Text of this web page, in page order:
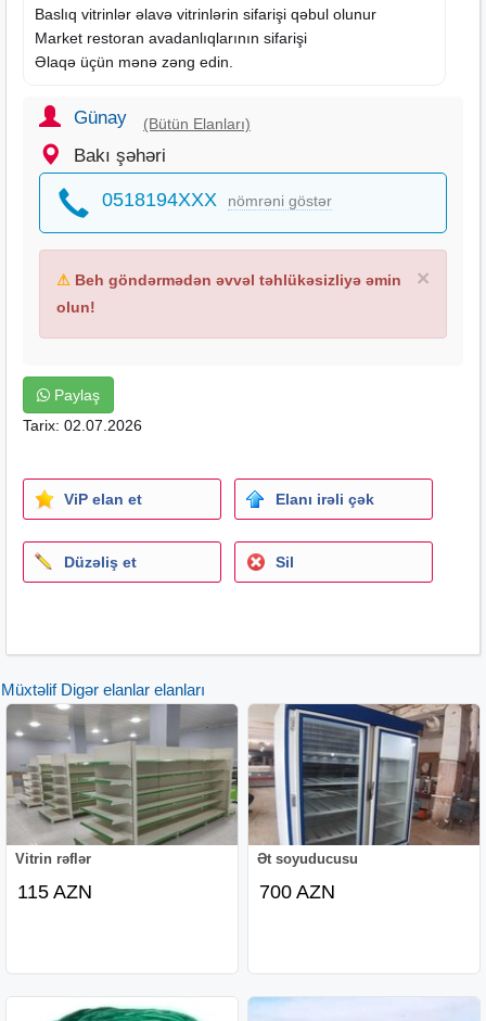
Baslıq vitrinlər əlavə vitrinlərin sifarişi qəbul olunur
Market restoran avadanlıqlarının sifarişi
Əlaqə üçün mənə zəng edin.
Günay (Bütün Elanları)
Bakı şəhəri
0518194XXX nömrəni göstər
×
⚠ Beh göndərmədən əvvəl təhlükəsizliyə əmin
olun!
Paylaş
Tarix: 02.07.2026
ViP elan et Elanı irəli çək
Düzəliş et Sil
Müxtəlif Digər elanlar elanları
Vitrin rəflər
115 AZN
Ət soyuducusu
700 AZN